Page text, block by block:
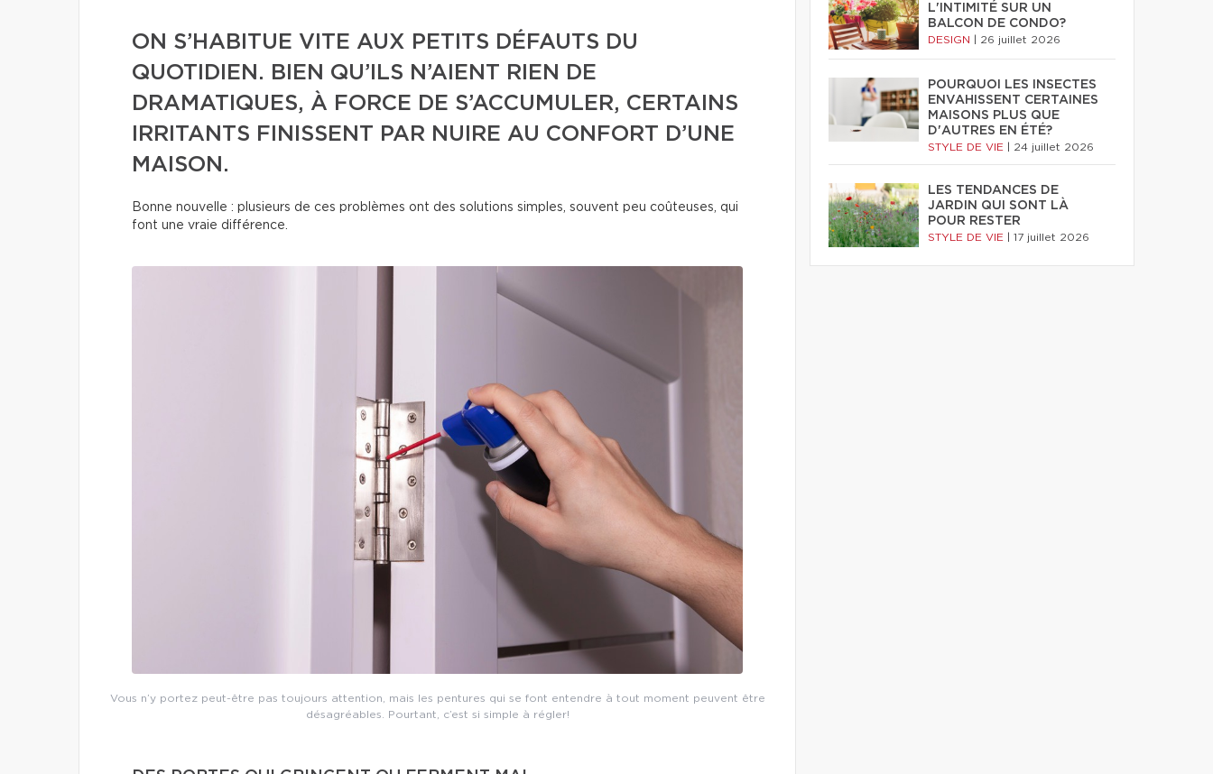
ON S’HABITUE VITE AUX PETITS DÉFAUTS DU
QUOTIDIEN. BIEN QU’ILS N’AIENT RIEN DE
DRAMATIQUES, À FORCE DE S’ACCUMULER, CERTAINS
IRRITANTS FINISSENT PAR NUIRE AU CONFORT D’UNE
MAISON.
Bonne nouvelle : plusieurs de ces problèmes ont des solutions simples, souvent peu coûteuses, qui
font une vraie différence.
Vous n’y portez peut-être pas toujours attention, mais les pentures qui se font entendre à tout moment peuvent être
désagréables. Pourtant, c’est si simple à régler!
L'INTIMITÉ SUR UN
BALCON DE CONDO?
DESIGN 26 juillet 2026
POURQUOI LES INSECTES
ENVAHISSENT CERTAINES
MAISONS PLUS QUE
D'AUTRES EN ÉTÉ?
STYLE DE VIE 24 juillet 2026
LES TENDANCES DE
JARDIN QUI SONT LÀ
POUR RESTER
STYLE DE VIE 17 juillet 2026